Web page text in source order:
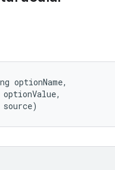
optionName,
source)